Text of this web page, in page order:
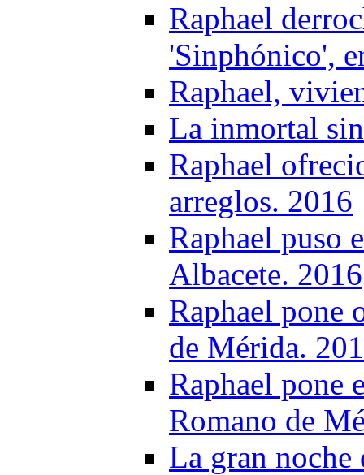
Raphael
'Sinphónico',
Raphael,
La inmortal
Raphael
arreglos. 2016
Raphael puso
Albacete. 2016
Raphael pone
de Mérida.
Raphael pone
Romano de
La gran noche